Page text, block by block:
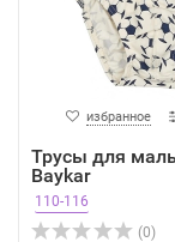
избранное
Трусы для
Baykar
110-116
(0)